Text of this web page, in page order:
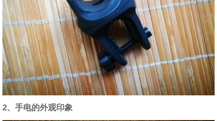
2、手电的外观印象